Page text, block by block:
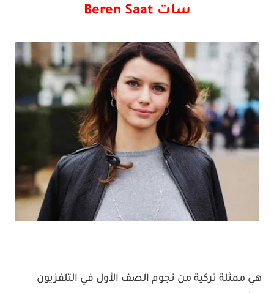
سات Beren Saat
هي ممثلة تركية من نجوم الصف الأول في التلفزيون